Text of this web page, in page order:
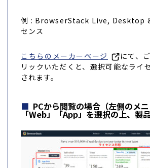
例 : BrowserStack Live, Desktop
センス
こちらのメーカーページ
にて、
リックいただくと、選択可能なライ
されます。
PCから閲覧の場合（左側のメ
「Web」「App」を選択の上、製